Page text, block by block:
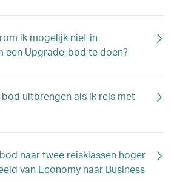
ik mogelijk niet in
een Upgrade-bod te doen?
uitbrengen als ik reis met
naar twee reisklassen hoger
van Economy naar Business